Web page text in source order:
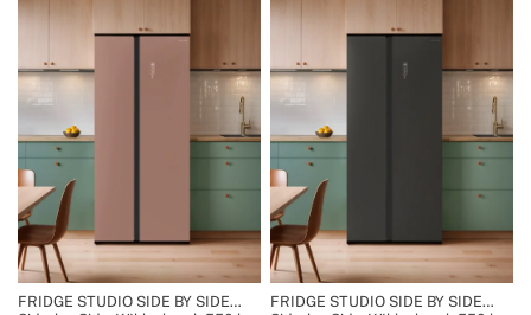
FRIDGE STUDIO SIDE BY SIDE
FRIDGE STUDIO SIDE BY SIDE